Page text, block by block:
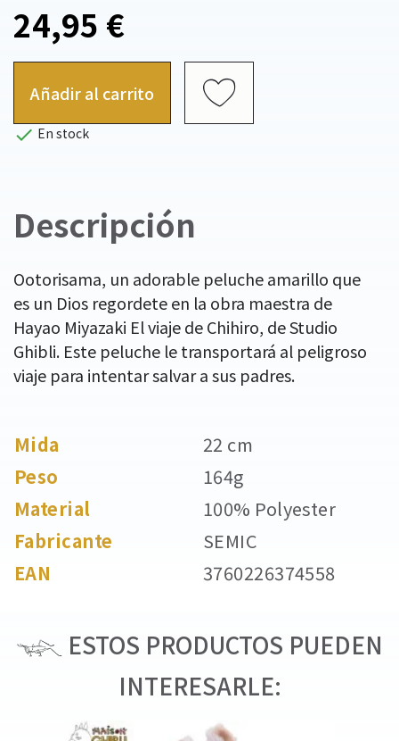
24,95 €
Añadir al carrito
 En stock
Descripción
Ootorisama, un adorable peluche amarillo que
es un Dios regordete en la obra maestra de
Hayao Miyazaki El viaje de Chihiro, de Studio
Ghibli. Este peluche le transportará al peligroso
viaje para intentar salvar a sus padres.
Mida
22 cm
Peso
164g
Material
100% Polyester
Fabricante
SEMIC
EAN
3760226374558
ESTOS PRODUCTOS PUEDEN
INTERESARLE: